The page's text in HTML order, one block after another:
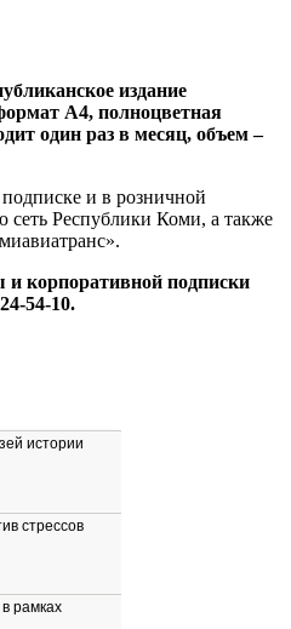
издание
А4, полноцветная
один раз в месяц, объем –
и в розничной
сеть Республики Коми, а также
корпоративной подписки
54-10.